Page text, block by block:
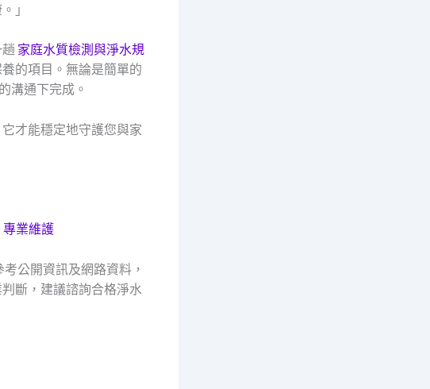
」
家庭水質檢測與淨水規
的項目。無論是簡單的
溝通下完成。
才能穩定地守護您與家
專業維護
公開資訊及網路資料，
斷，建議諮詢合格淨水